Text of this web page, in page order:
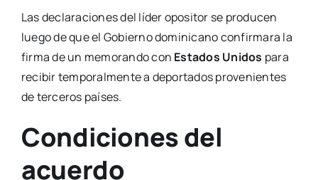
Las declaraciones del líder opositor se producen
luego de que el Gobierno dominicano confirmara la
firma de un memorando con Estados Unidos para
recibir temporalmente a deportados provenientes
de terceros países.
Condiciones del
acuerdo